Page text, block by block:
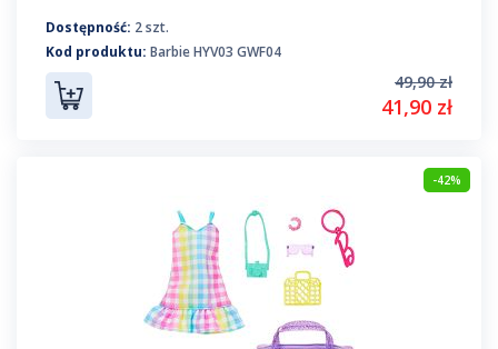
Dostępność: 2 szt.
Kod produktu: Barbie HYV03 GWF04
49,90 zł
41,90 zł
-42%